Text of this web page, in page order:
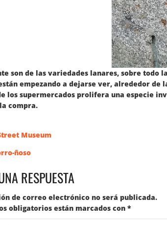
son de las variedades lanares, sobre
empezando a dejarse ver, alrededor de
los supermercados prolifera una especie
compra.
Museum
ñoso
RESPUESTA
de correo electrónico no será publicada.
obligatorios están marcados con *